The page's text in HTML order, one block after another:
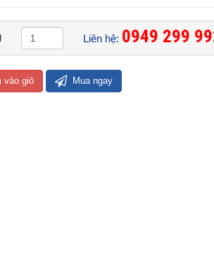
Liên hệ: 0949 299
vào giỏ Mua ngay